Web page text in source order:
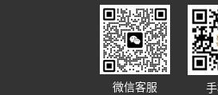
微信客服